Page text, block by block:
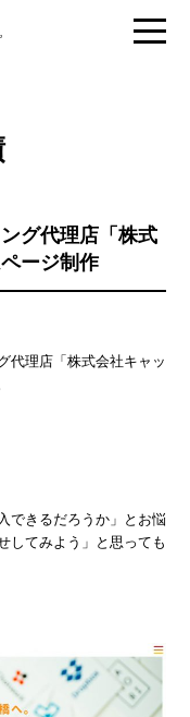
グ代理店「株式
ージ制作
代理店「株式会社キャッ
できるだろうか」とお悩
してみよう」と思っても